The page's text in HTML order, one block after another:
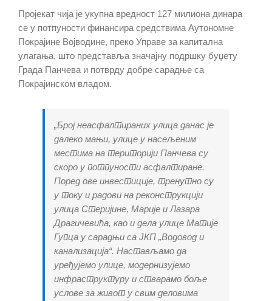
Пројекат чија је укупна вредност 127 милиона динара
се у потпуности финансира средствима Аутономне
Покрајине Војводине, преко Управе за капитална
улагања, што представља значајну подршку буџету
Града Панчева и потврду добре сарадње са
Покрајинском владом.
„Број неасфалтираних улица данас је
далеко мањи, улице у насељеним
местима на територији Панчева су
скоро у потпуности асфалтиране.
Поред ове инвестиције, тренутно су
у току и радови на реконструкцији
улица Стеријине, Марије и Лазара
Драгичевића, као и дела улице Матије
Гупца у сарадњи са ЈКП „Водовод и
канализација“. Настављамо да
уређујемо улице, модернизујемо
инфраструктуру и стварамо боље
услове за живот у свим деловима